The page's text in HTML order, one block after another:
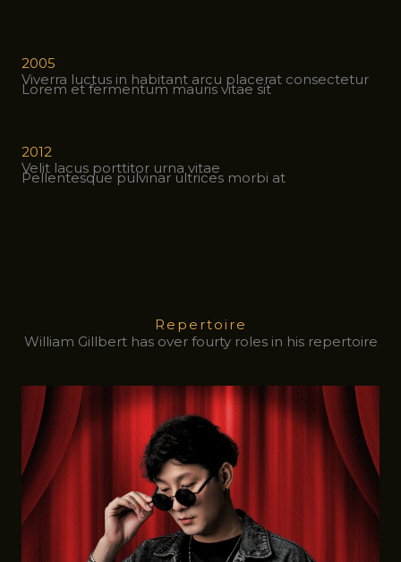
2005
Viverra luctus in habitant arcu placerat consectetur
Lorem et fermentum mauris vitae sit
2012
Velit lacus porttitor urna vitae
Pellentesque pulvinar ultrices morbi at
Repertoire
William Gillbert has over fourty roles in his repertoire